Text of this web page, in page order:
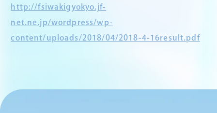
http://fsiwakigyokyo.jf-
net.ne.jp/wordpress/wp-
content/uploads/2018/04/2018-4-16result.pdf